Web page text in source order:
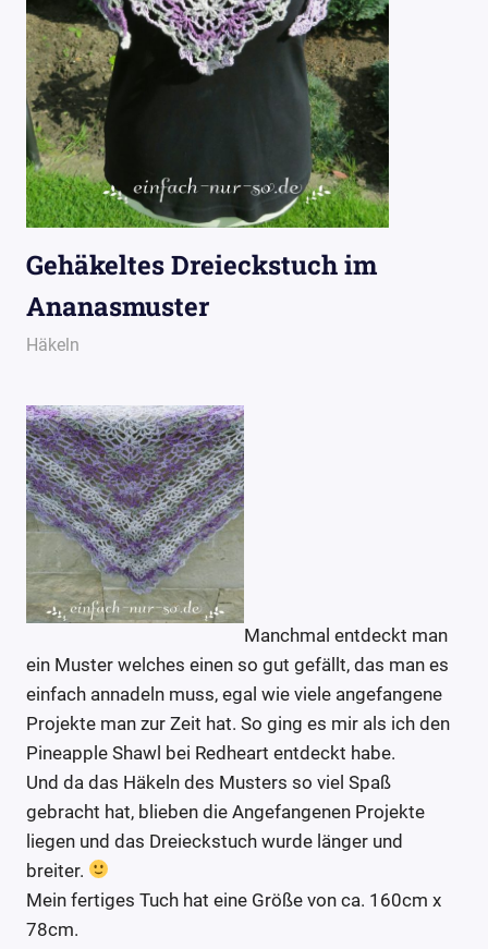
Gehäkeltes Dreieckstuch im
Ananasmuster
6. Juli 2016
Wollpoesie
Häkeln
Manchmal entdeckt man
ein Muster welches einen so gut gefällt, das man es
einfach annadeln muss, egal wie viele angefangene
Projekte man zur Zeit hat. So ging es mir als ich den
Pineapple Shawl bei Redheart entdeckt habe.
Und da das Häkeln des Musters so viel Spaß
gebracht hat, blieben die Angefangenen Projekte
liegen und das Dreieckstuch wurde länger und
breiter.
Mein fertiges Tuch hat eine Größe von ca. 160cm x
78cm.